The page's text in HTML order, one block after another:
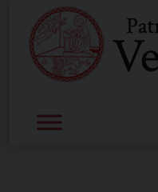
content